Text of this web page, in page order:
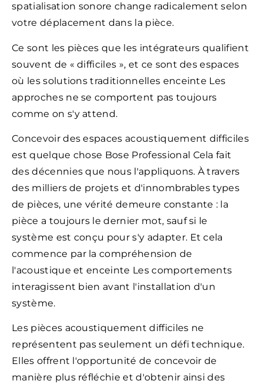
spatialisation sonore change radicalement selon
votre déplacement dans la pièce.
Ce sont les pièces que les intégrateurs qualifient
souvent de « difficiles », et ce sont des espaces
où les solutions traditionnelles enceinte Les
approches ne se comportent pas toujours
comme on s'y attend.
Concevoir des espaces acoustiquement difficiles
est quelque chose Bose Professional Cela fait
des décennies que nous l'appliquons. À travers
des milliers de projets et d'innombrables types
de pièces, une vérité demeure constante : la
pièce a toujours le dernier mot, sauf si le
système est conçu pour s'y adapter. Et cela
commence par la compréhension de
l'acoustique et enceinte Les comportements
interagissent bien avant l'installation d'un
système.
Les pièces acoustiquement difficiles ne
représentent pas seulement un défi technique.
Elles offrent l'opportunité de concevoir de
manière plus réfléchie et d'obtenir ainsi des